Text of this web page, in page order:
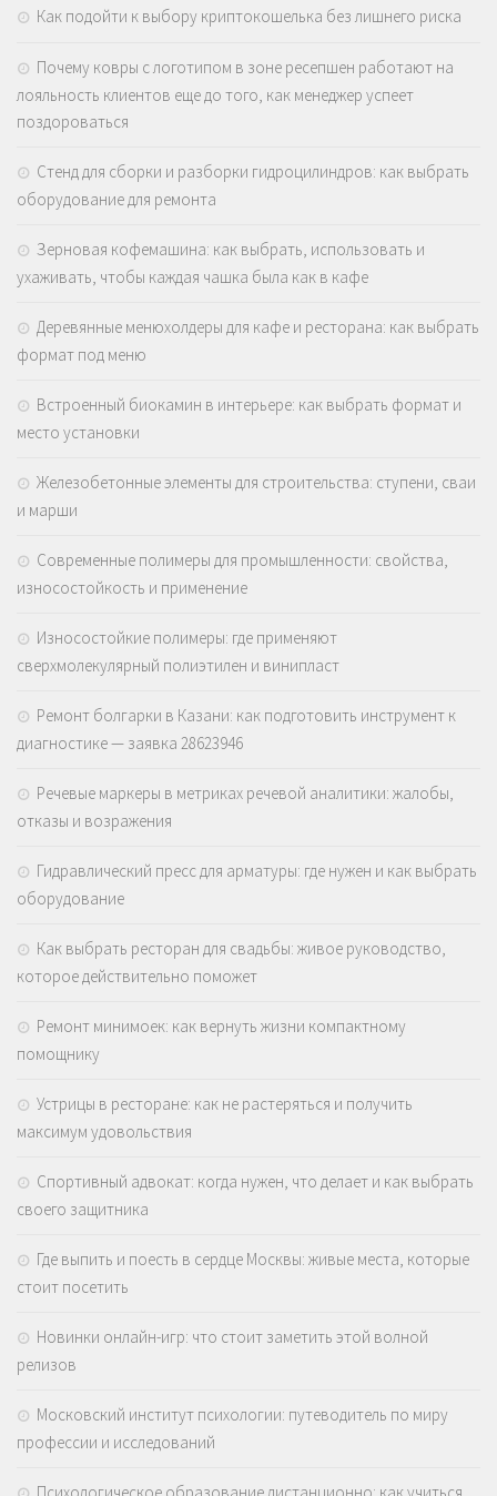
Как подойти к выбору криптокошелька без лишнего риска
Почему ковры с логотипом в зоне ресепшен работают на
лояльность клиентов еще до того, как менеджер успеет
поздороваться
Стенд для сборки и разборки гидроцилиндров: как выбрать
оборудование для ремонта
Зерновая кофемашина: как выбрать, использовать и
ухаживать, чтобы каждая чашка была как в кафе
Деревянные менюхолдеры для кафе и ресторана: как выбрать
формат под меню
Встроенный биокамин в интерьере: как выбрать формат и
место установки
Железобетонные элементы для строительства: ступени, сваи
и марши
Современные полимеры для промышленности: свойства,
износостойкость и применение
Износостойкие полимеры: где применяют
сверхмолекулярный полиэтилен и винипласт
Ремонт болгарки в Казани: как подготовить инструмент к
диагностике — заявка 28623946
Речевые маркеры в метриках речевой аналитики: жалобы,
отказы и возражения
Гидравлический пресс для арматуры: где нужен и как выбрать
оборудование
Как выбрать ресторан для свадьбы: живое руководство,
которое действительно поможет
Ремонт минимоек: как вернуть жизни компактному
помощнику
Устрицы в ресторане: как не растеряться и получить
максимум удовольствия
Спортивный адвокат: когда нужен, что делает и как выбрать
своего защитника
Где выпить и поесть в сердце Москвы: живые места, которые
стоит посетить
Новинки онлайн-игр: что стоит заметить этой волной
релизов
Московский институт психологии: путеводитель по миру
профессии и исследований